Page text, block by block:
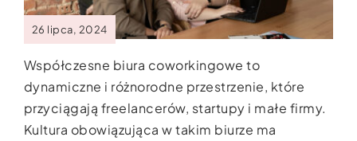
26 lipca, 2024
Współczesne biura coworkingowe to
dynamiczne i różnorodne przestrzenie, które
przyciągają freelancerów, startupy i małe firmy.
Kultura obowiązująca w takim biurze ma